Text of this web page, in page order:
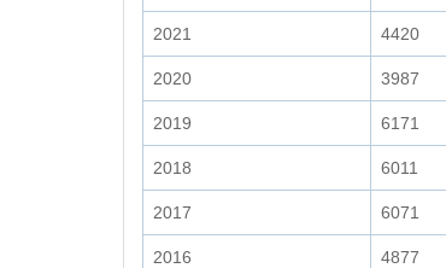
2021 4420
2020 3987
2019 6171
2018 6011
2017 6071
2016 4877